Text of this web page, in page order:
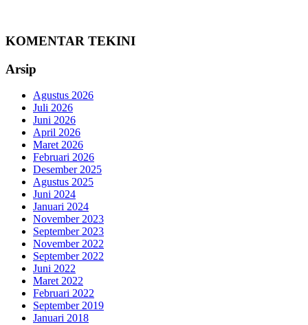
KOMENTAR TEKINI
Arsip
Agustus 2026
Juli 2026
Juni 2026
April 2026
Maret 2026
Februari 2026
Desember 2025
Agustus 2025
Juni 2024
Januari 2024
November 2023
September 2023
November 2022
September 2022
Juni 2022
Maret 2022
Februari 2022
September 2019
Januari 2018